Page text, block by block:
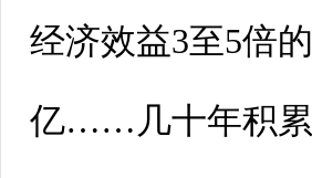
经济效益3至5倍
亿……几十年积累